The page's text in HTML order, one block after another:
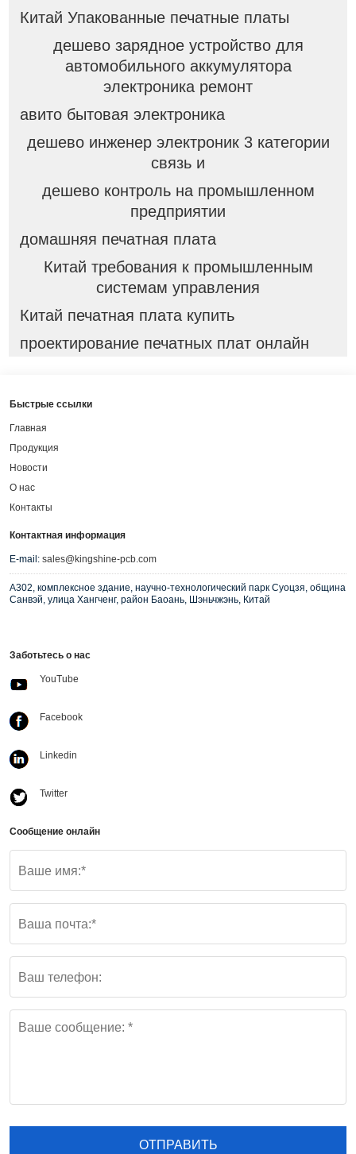
Китай Упакованные печатные платы
дешево зарядное устройство для
автомобильного аккумулятора
электроника ремонт
авито бытовая электроника
дешево инженер электроник 3 категории
связь и
дешево контроль на промышленном
предприятии
домашняя печатная плата
Китай требования к промышленным
системам управления
Китай печатная плата купить
проектирование печатных плат онлайн
Быстрые ссылки
Главная
Продукция
Новости
О нас
Контакты
Контактная информация
E-mail: sales@kingshine-pcb.com
A302, комплексное здание, научно-технологический парк Суоцзя, община
Санвэй, улица Хангченг, район Баоань, Шэньчжэнь, Китай
Заботьтесь о нас
YouTube
Facebook
Linkedin
Twitter
Сообщение онлайн